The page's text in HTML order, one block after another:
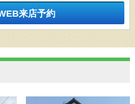
来店予約